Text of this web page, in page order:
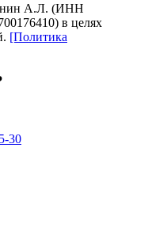
А.Л. (ИНН
в целях
[Политика
30